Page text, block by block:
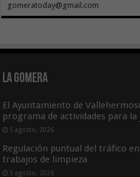
gomeratoday@gmail.com
La Gomera
El Ayuntamiento de
programa de actividades para
5 agosto, 2026
Regulación puntual del tráfico
trabajos de limpieza
5 agosto, 2026